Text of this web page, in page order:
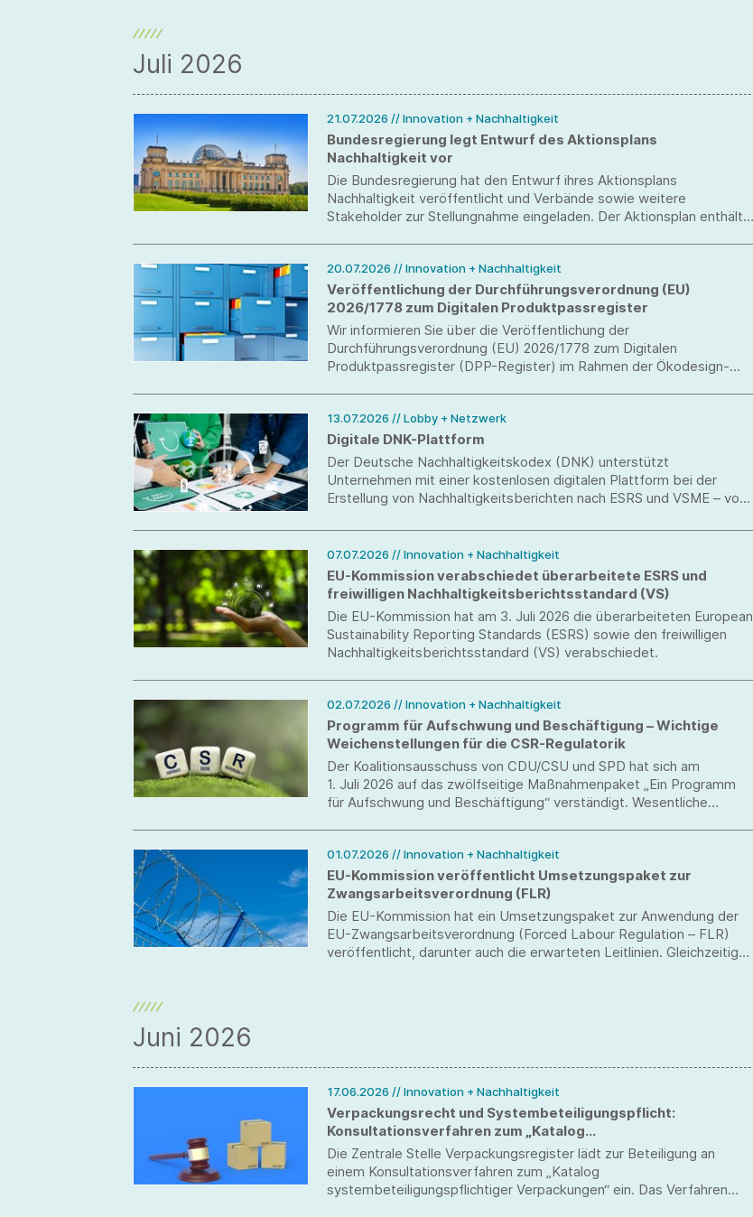
Juli 2026
21.07.2026 // Innovation + Nachhaltigkeit
Bundesregierung legt Entwurf des Aktionsplans
Nachhaltigkeit vor
Die Bundesregierung hat den Entwurf ihres Aktionsplans
Nachhaltigkeit veröffentlicht und Verbände sowie weitere
Stakeholder zur Stellungnahme eingeladen. Der Aktionsplan enthält
20.07.2026 // Innovation + Nachhaltigkeit
Veröffentlichung der Durchführungsverordnung (EU)
2026/1778 zum Digitalen Produktpassregister
Wir informieren Sie über die Veröffentlichung der
Durchführungsverordnung (EU) 2026/1778 zum Digitalen
Produktpassregister (DPP-Register) im Rahmen der Ökodesign-
13.07.2026 // Lobby + Netzwerk
Digitale DNK-Plattform
Der Deutsche Nachhaltigkeitskodex (DNK) unterstützt
Unternehmen mit einer kostenlosen digitalen Plattform bei der
Erstellung von Nachhaltigkeitsberichten nach ESRS und VSME – vom
07.07.2026 // Innovation + Nachhaltigkeit
EU-Kommission verabschiedet überarbeitete ESRS und
freiwilligen Nachhaltigkeitsberichtsstandard (VS)
Die EU-Kommission hat am 3. Juli 2026 die überarbeiteten European
Sustainability Reporting Standards (ESRS) sowie den freiwilligen
Nachhaltigkeitsberichtsstandard (VS) verabschiedet.
02.07.2026 // Innovation + Nachhaltigkeit
Programm für Aufschwung und Beschäftigung – Wichtige
Weichenstellungen für die CSR-Regulatorik
Der Koalitionsausschuss von CDU/CSU und SPD hat sich am
1. Juli 2026 auf das zwölfseitige Maßnahmenpaket „Ein Programm
für Aufschwung und Beschäftigung“ verständigt. Wesentliche
01.07.2026 // Innovation + Nachhaltigkeit
EU-Kommission veröffentlicht Umsetzungspaket zur
Zwangsarbeitsverordnung (FLR)
Die EU-Kommission hat ein Umsetzungspaket zur Anwendung der
EU-Zwangsarbeitsverordnung (Forced Labour Regulation – FLR)
veröffentlicht, darunter auch die erwarteten Leitlinien. Gleichzeitig
Juni 2026
17.06.2026 // Innovation + Nachhaltigkeit
Verpackungsrecht und Systembeteiligungspflicht:
Konsultationsverfahren zum „Katalog
systembeteiligungspflichtiger Verpackungen“
Die Zentrale Stelle Verpackungsregister lädt zur Beteiligung an
einem Konsultationsverfahren zum „Katalog
systembeteiligungspflichtiger Verpackungen“ ein. Das Verfahren